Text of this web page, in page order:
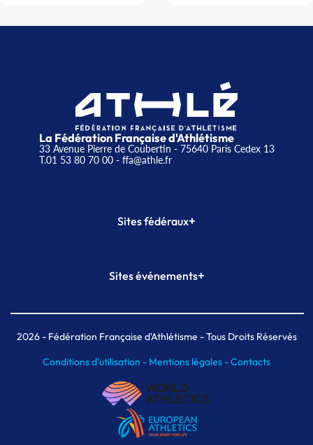
La Fédération Française d'Athlétisme
33 Avenue Pierre de Coubertin - 75640 Paris Cedex 13
T.01 53 80 70 00- ffa@athle.fr
Sites fédéraux+
Plateforme Formation
Sites événements+
Meeting de Paris indoor
MAIF Ekiden de Paris
2026- Fédération Française d'Athlétisme - Tous Droits Réservés
Conditions d'utilisation - Mentions légales -Contacts